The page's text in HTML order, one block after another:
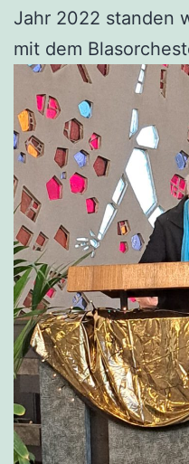
Jahr 2022 standen
mit dem